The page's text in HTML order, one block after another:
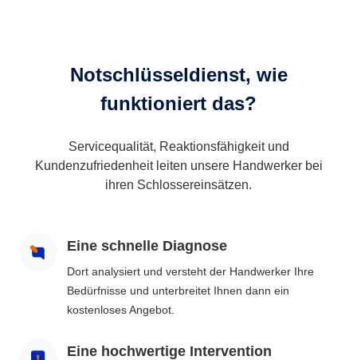
Notschlüsseldienst, wie
funktioniert das?
Servicequalität, Reaktionsfähigkeit und
Kundenzufriedenheit leiten unsere Handwerker bei
ihren Schlossereinsätzen.
Eine schnelle Diagnose
Dort analysiert und versteht der Handwerker Ihre
Bedürfnisse und unterbreitet Ihnen dann ein
kostenloses Angebot.
Eine hochwertige Intervention